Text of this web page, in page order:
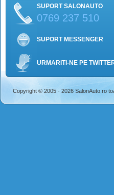
SUPORT SALONAUTO
0769 237 510
SUPORT MESSENGER
URMARITI-NE PE
Copyright © 2005 - 2026 SalonAuto.ro